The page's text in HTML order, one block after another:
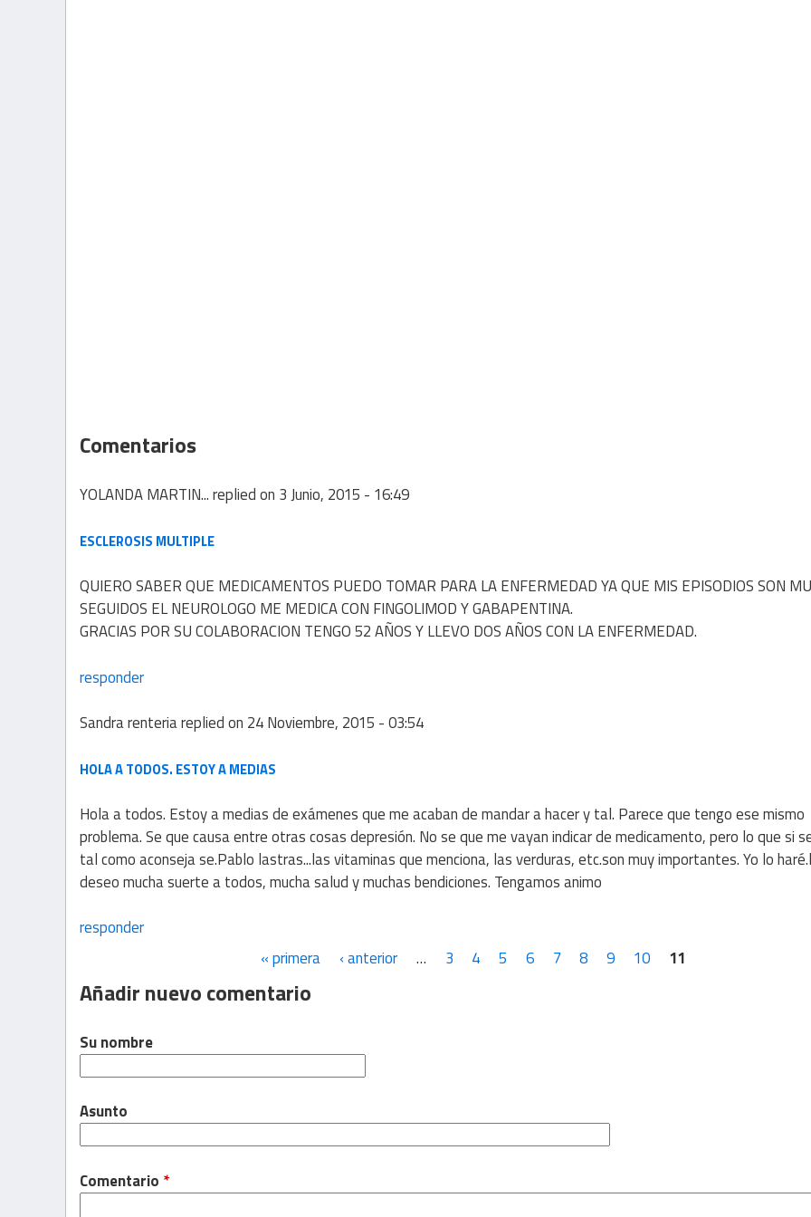
Comentarios
YOLANDA MARTIN...replied on 3 Junio, 2015 - 16:49
ESCLEROSIS MULTIPLE
QUIERO SABER QUE MEDICAMENTOS PUEDO TOMAR PARA LA ENFERMEDAD YA QUE MIS EPISODIOS SON
SEGUIDOS EL NEUROLOGO ME MEDICA CON FINGOLIMOD Y GABAPENTINA.
GRACIAS POR SU COLABORACION TENGO 52 AÑOS Y LLEVO DOS AÑOS CON LA ENFERMEDAD.
responder
Sandra renteriareplied on 24 Noviembre, 2015 - 03:54
HOLA A TODOS. ESTOY A MEDIAS
Hola a todos. Estoy a medias de exámenes que me acaban de mandar a hacer y tal. Parece que tengo ese mismo
problema. Se que causa entre otras cosas depresión. No se que me vayan indicar de medicamento, pero lo que si
tal como aconseja se.Pablo lastras...las vitaminas que menciona, las verduras, etc.son muy importantes. Yo lo
deseo mucha suerte a todos, mucha salud y muchas bendiciones. Tengamos animo
responder
« primera ‹ anterior … 3 4 5 6 7 8 9 10 11
Añadir nuevo comentario
Su nombre
Asunto
Comentario *